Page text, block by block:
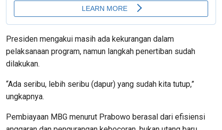
Presiden mengakui masih ada kekurangan dalam
pelaksanaan program, namun langkah penertiban sudah
dilakukan.
“Ada seribu, lebih seribu (dapur) yang sudah kita tutup,”
ungkapnya.
Pembiayaan MBG menurut Prabowo berasal dari efisiensi